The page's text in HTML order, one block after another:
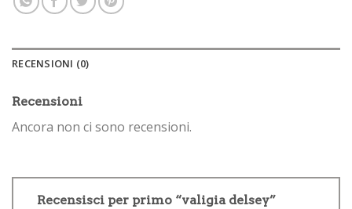
RECENSIONI (0)
Recensioni
Ancora non ci sono recensioni.
Recensisci per primo “valigia delsey”